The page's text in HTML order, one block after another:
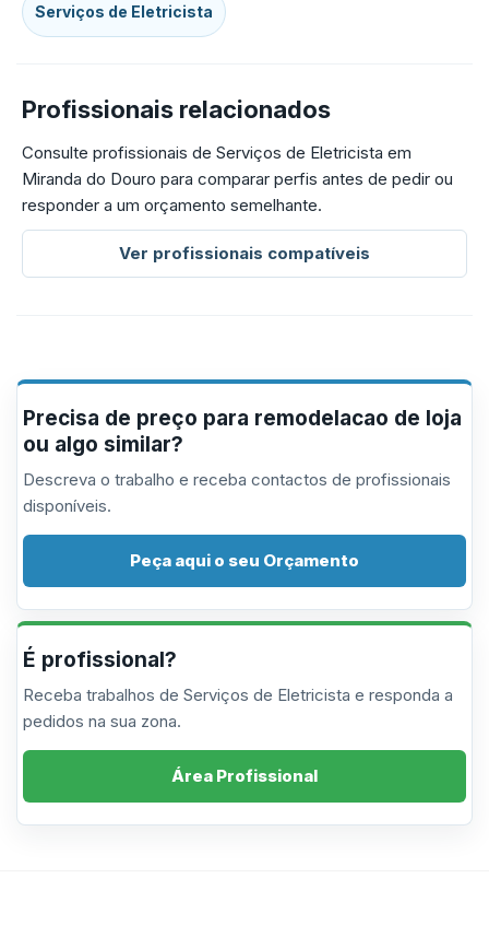
Serviços de Eletricista
Profissionais relacionados
Consulte profissionais de Serviços de Eletricista em
Miranda do Douro para comparar perfis antes de pedir ou
responder a um orçamento semelhante.
Ver profissionais compatíveis
Precisa de preço para remodelacao de loja
ou algo similar?
Descreva o trabalho e receba contactos de profissionais
disponíveis.
Peça aqui o seu Orçamento
É profissional?
Receba trabalhos de Serviços de Eletricista e responda a
pedidos na sua zona.
Área Profissional